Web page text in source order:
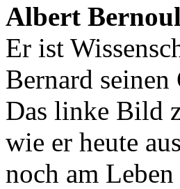
Albert
Er ist
Bernard
Das linke Bild
wie er heute
noch am